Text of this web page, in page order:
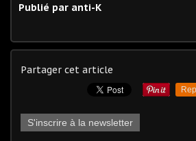
Publié par anti-K
Partager cet article
S'inscrire à la newsletter